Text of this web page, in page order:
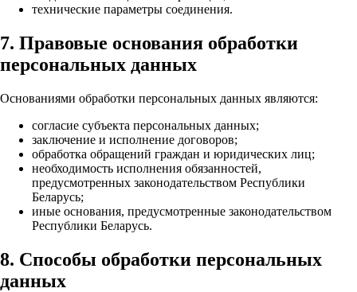
технические параметры соединения.
7. Правовые основания обработки
персональных данных
Основаниями обработки персональных данных являются:
согласие субъекта персональных данных;
заключение и исполнение договоров;
обработка обращений граждан и юридических лиц;
необходимость исполнения обязанностей,
предусмотренных законодательством Республики
Беларусь;
иные основания, предусмотренные законодательством
Республики Беларусь.
8. Способы обработки персональных
данных